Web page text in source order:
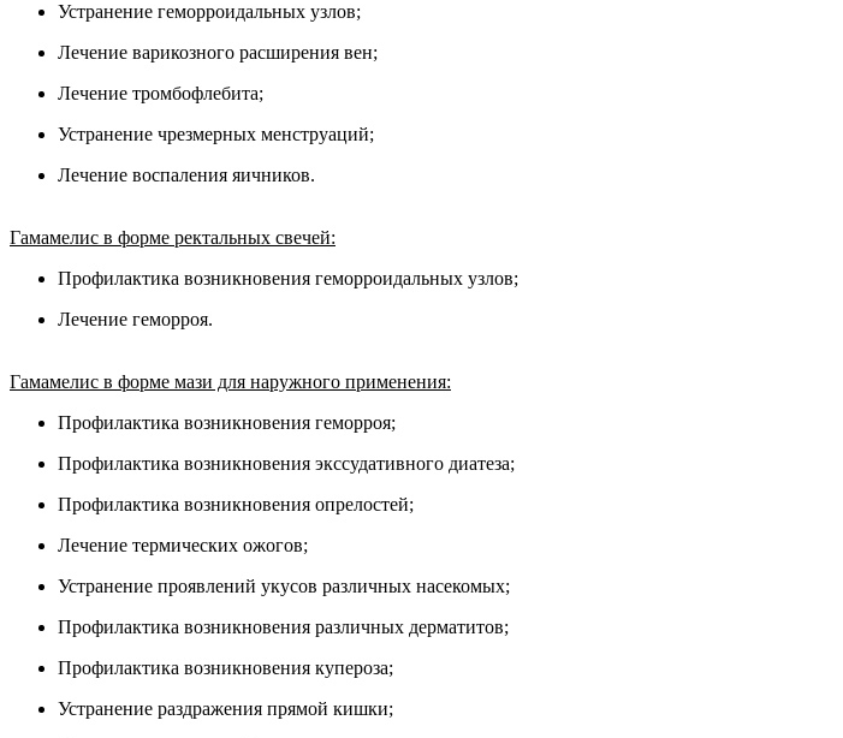
Устранение геморроидальных узлов;
Лечение варикозного расширения вен;
Лечение тромбофлебита;
Устранение чрезмерных менструаций;
Лечение воспаления яичников.
Гамамелис в форме ректальных свечей:
Профилактика возникновения геморроидальных узлов;
Лечение геморроя.
Гамамелис в форме мази для наружного применения:
Профилактика возникновения геморроя;
Профилактика возникновения экссудативного диатеза;
Профилактика возникновения опрелостей;
Лечение термических ожогов;
Устранение проявлений укусов различных насекомых;
Профилактика возникновения различных дерматитов;
Профилактика возникновения купероза;
Устранение раздражения прямой кишки;